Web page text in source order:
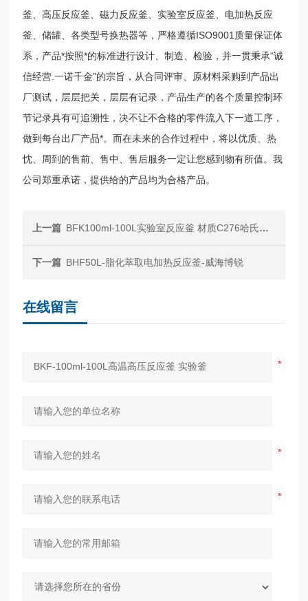
釜、高压反应釜、磁力反应釜、实验室反应釜、电加热反应
釜、储罐、各类型号换热器等，严格遵循ISO9001质量保证体
系，产品*按照*的标准进行设计、制造、检验，并一贯秉承“诚
信经营.一诺千金”的宗旨，从合同评审、原材料采购到产品出
厂测试，层层把关，层层有记录，产品生产的各个质量控制环
节记录具有可追溯性，决不让不合格的零件流入下一道工序，
做到每台出厂产品*。而在未来的合作过程中，将以优质、热
忱、周到的售前、售中、售后服务一定让您感到物有所值。我
公司郑重承诺，提供给的产品均为合格产品。
上一篇 BFK100ml-100L实验室反应釜 材质C276哈氏合金
下一篇 BHF50L-脂化萃取电加热反应釜-威海博锐
在线留言